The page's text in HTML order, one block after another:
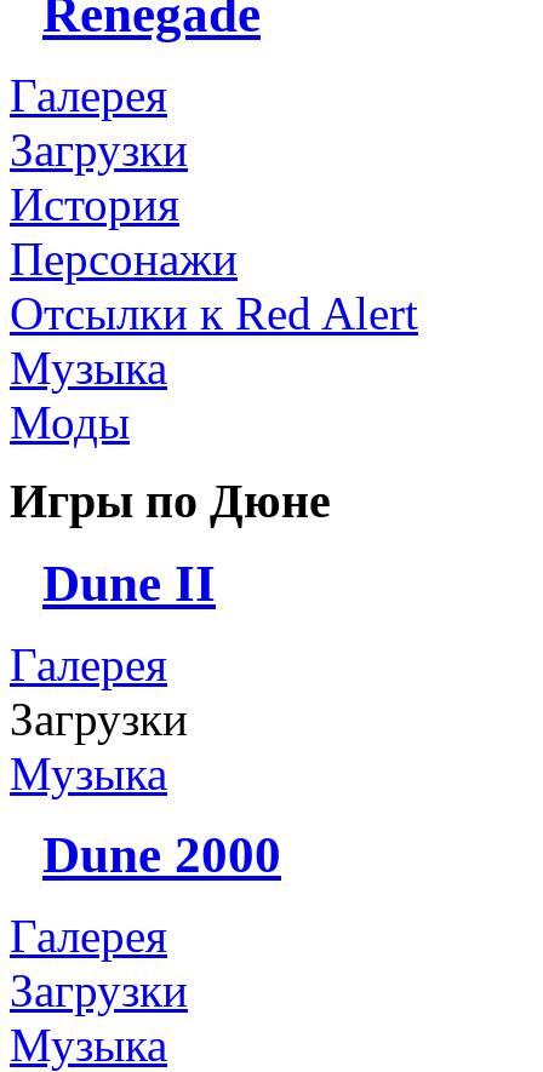
Renegade
Галерея
Загрузки
История
Персонажи
Отсылки к Red Alert
Музыка
Моды
Игры по Дюне
Dune II
Галерея
Загрузки
Музыка
Dune 2000
Галерея
Загрузки
Музыка